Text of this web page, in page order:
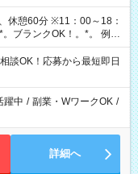
休憩60分 ※11：00～18：
センター/受付/販売/カフェ
/化粧品販売/など 様々な
談OK！応募から最短即日
躍中 / 副業・WワークOK /
詳細へ